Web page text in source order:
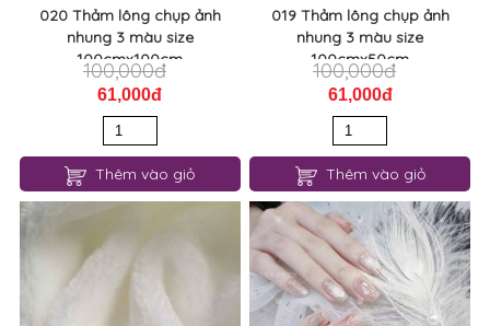
020 Thảm lông chụp ảnh
nhung 3 màu size
100cmx100cm
100,000đ
61,000đ
Thêm vào giỏ
019 Thảm lông chụp ảnh
nhung 3 màu size
100cmx50cm
100,000đ
61,000đ
Thêm vào giỏ